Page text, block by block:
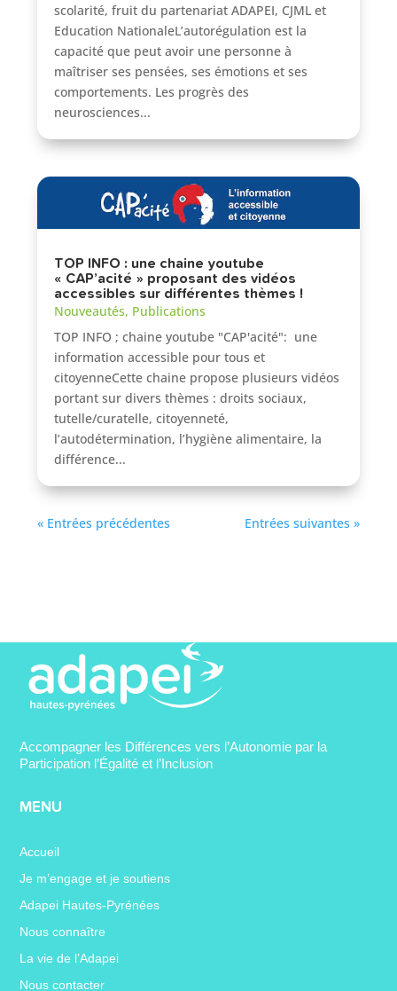
scolarité, fruit du partenariat ADAPEI, CJML et
Education NationaleL’autorégulation est la
capacité que peut avoir une personne à
maîtriser ses pensées, ses émotions et ses
comportements. Les progrès des
neurosciences...
TOP INFO : une chaine youtube
« CAP’acité » proposant des vidéos
accessibles sur différentes thèmes !
Nouveautés, Publications
TOP INFO ; chaine youtube "CAP'acité": une
information accessible pour tous et
citoyenneCette chaine propose plusieurs vidéos
portant sur divers thèmes : droits sociaux,
tutelle/curatelle, citoyenneté,
l’autodétermination, l’hygiène alimentaire, la
différence...
« Entrées précédentes Entrées suivantes »
Accompagner les Différences vers l’Autonomie par la
Participation l’Égalité et l’Inclusion
MENU
Accueil
Je m’engage et je soutiens
Adapei Hautes-Pyrénées
Nous connaître
La vie de l’Adapei
Nous contacter